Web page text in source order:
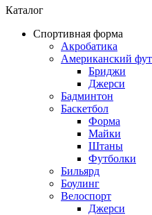
Каталог
Спортивная форма
Акробатика
Американский
Бриджи
Джерси
Бадминтон
Баскетбол
Форма
Майки
Штаны
Футболки
Бильярд
Боулинг
Велоспорт
Джерси